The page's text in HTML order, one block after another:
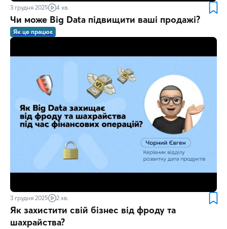
3 грудня 2025 4 хв.
Чи може Big Data підвищити ваші продажі?
Як це працює
3 грудня 2025 2 хв.
Як захистити свій бізнес від фроду та
шахрайства?